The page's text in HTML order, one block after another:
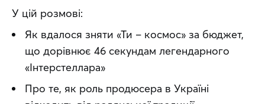
У цій розмові:
Як вдалося зняти «Ти – космос» за бюджет,
що дорівнює 46 секундам легендарного
«Інтерстеллара»
Про те, як роль продюсера в Україні